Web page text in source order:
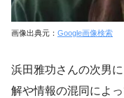
画像出典元： Google画像検索
浜田雅功さんの次男
解や情報の混同によ